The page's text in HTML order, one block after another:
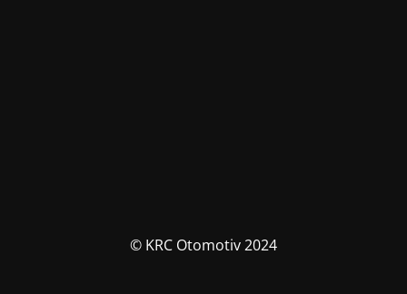
© KRC Otomotiv 2024